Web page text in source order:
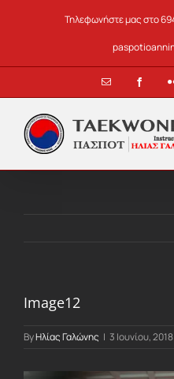
Τηλεφωνήστε μας στο
Email
Image12
ByΗλίας Γαλώνης | 3 Ιουνίου, 2018